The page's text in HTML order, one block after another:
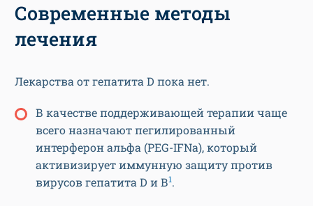
Современные методы
лечения
Лекарства от гепатита D пока нет.
В качестве поддерживающей терапии чаще
всего назначают пегилированный
интерферон альфа (PEG-IFNa), который
активизирует иммунную защиту против
вирусов гепатита D и В1.